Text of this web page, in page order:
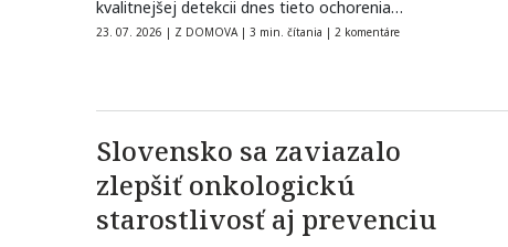
kvalitnejšej detekcii dnes tieto ochorenia
zachytávame…
23. 07. 2026 | Z DOMOVA | 3 min. čítania | 2 komentáre
Slovensko sa zaviazalo
zlepšiť onkologickú
starostlivosť aj prevenciu